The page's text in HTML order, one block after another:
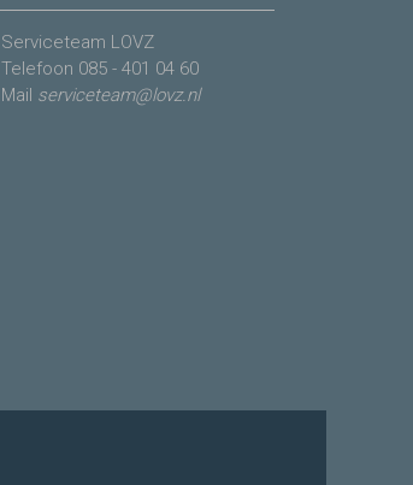
Serviceteam LOVZ
Telefoon 085 - 401 04 60
Mail serviceteam@lovz.nl